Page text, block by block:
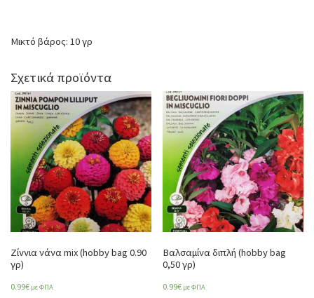
Μικτό βάρος: 10 γρ
Σχετικά προϊόντα
Ζίννια νάνα mix (hobby bag 0.90
γρ)
0.99€ με ΦΠΑ
Βαλσαμίνα διπλή (hobby bag
0,50 γρ)
0.99€ με ΦΠΑ